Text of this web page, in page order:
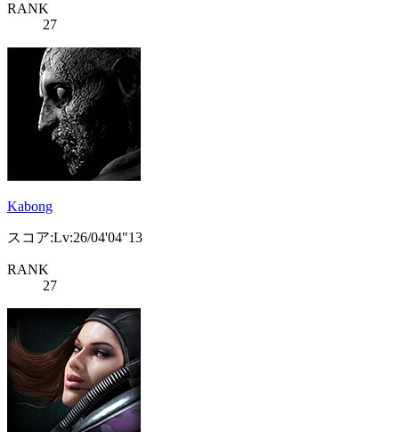
RANK
27
Kabong
スコア:Lv:26/04'04"13
RANK
27